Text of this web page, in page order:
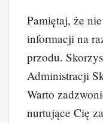
Pamiętaj, że
informacji na
przodu.
Administracji
Warto
nurtujące Cię